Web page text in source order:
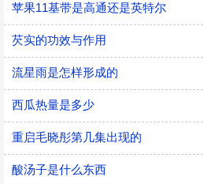
苹果11基带是高通还是英特尔
芡实的功效与作用
流星雨是怎样形成的
西瓜热量是多少
重启毛晓彤第几集出现的
酸汤子是什么东西